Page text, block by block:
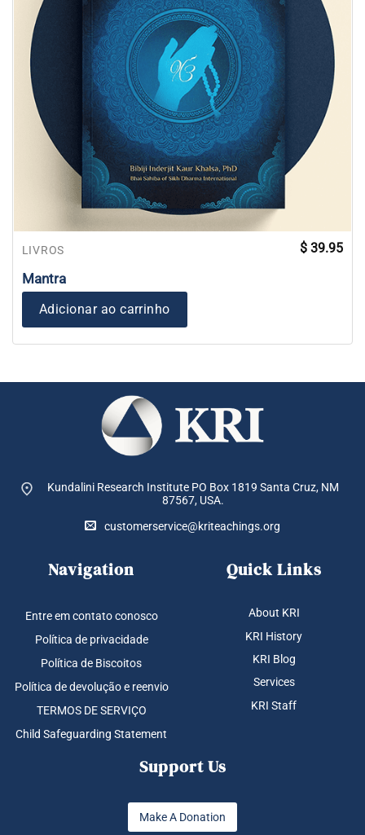
LIVROS
Mantra
$ 39.95
Adicionar ao carrinho
Kundalini Research Institute PO Box 1819 Santa Cruz, NM
87567, USA.
customerservice@kriteachings.org
Navigation
Entre em contato conosco
Política de privacidade
Política de Biscoitos
Política de devolução e reenvio
TERMOS DE SERVIÇO
Child Safeguarding Statement
Quick Links
About KRI
KRI History
KRI Blog
Services
KRI Staff
Support Us
Make A Donation